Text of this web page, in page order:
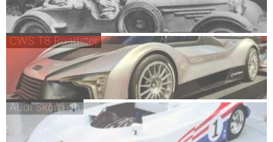
CWS T8 Roadster
Audi Skorpion